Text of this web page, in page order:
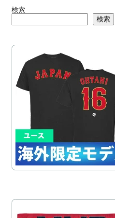
検索
検索